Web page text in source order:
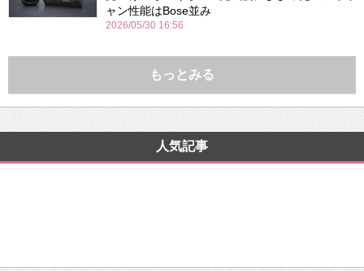
ャン性能はBose並み
2026/05/30 16:56
もっとみる
人気記事